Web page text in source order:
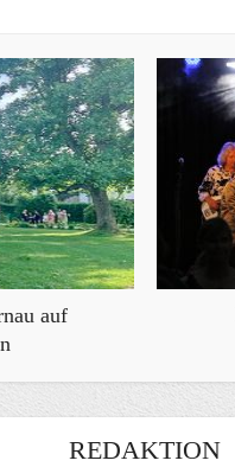
auf
REDAKTION